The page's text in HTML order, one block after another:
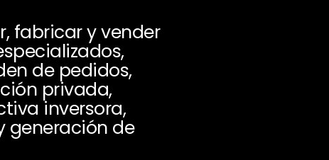
fabricar y vender
de pedidos,
privada,
inversora,
generación de